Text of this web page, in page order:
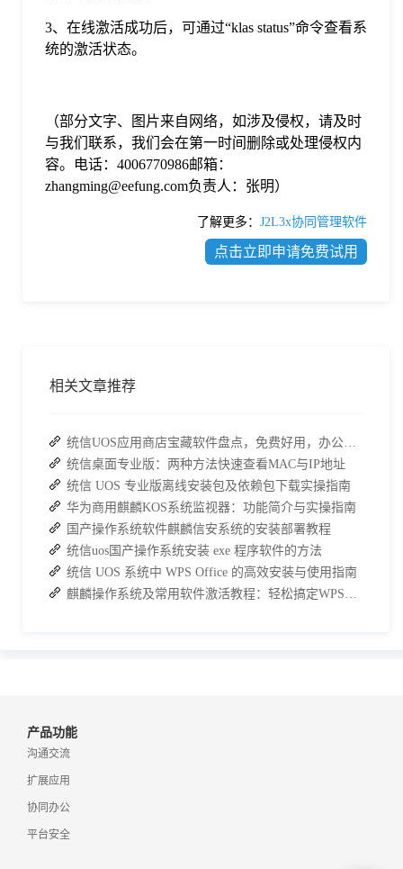
3、在线激活成功后，可通过“klas status”命令查看系
统的激活状态。
（部分文字、图片来自网络，如涉及侵权，请及时
与我们联系，我们会在第一时间删除或处理侵权内
容。电话：4006770986邮箱：
zhangming@eefung.com负责人：张明）
了解更多： J2L3x协同管理软件
点击立即申请免费试用
相关文章推荐
统信UOS应用商店宝藏软件盘点，免费好用，办公效率直接拉满
统信桌面专业版：两种方法快速查看MAC与IP地址
统信 UOS 专业版离线安装包及依赖包下载实操指南
华为商用麒麟KOS系统监视器：功能简介与实操指南
国产操作系统软件麒麟信安系统的安装部署教程
统信uos国产操作系统安装 exe 程序软件的方法
统信 UOS 系统中 WPS Office 的高效安装与使用指南
麒麟操作系统及常用软件激活教程：轻松搞定WPS与数科OFD的激活
产品功能
沟通交流
扩展应用
协同办公
平台安全